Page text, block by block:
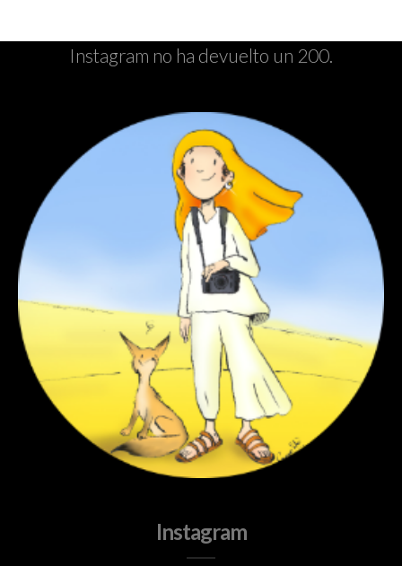
Instagram no ha devuelto un 200.
Instagram